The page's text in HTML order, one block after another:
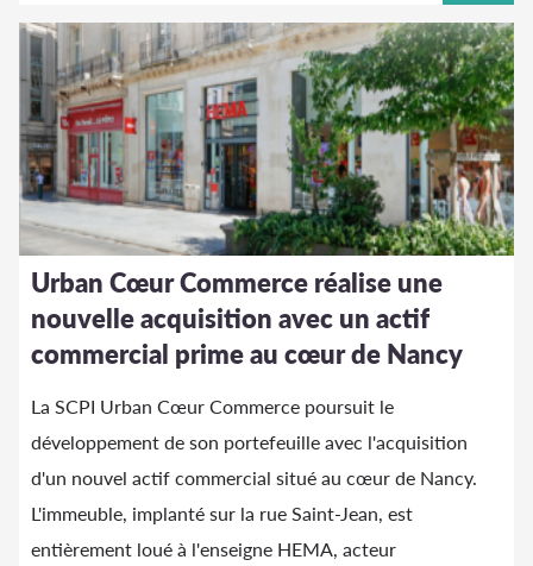
Urban Cœur Commerce réalise une
nouvelle acquisition avec un actif
commercial prime au cœur de Nancy
La SCPI Urban Cœur Commerce poursuit le
développement de son portefeuille avec l'acquisition
d'un nouvel actif commercial situé au cœur de Nancy.
L'immeuble, implanté sur la rue Saint-Jean, est
entièrement loué à l'enseigne HEMA, acteur